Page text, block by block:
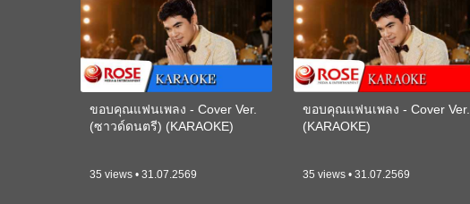
ขอบคุณแฟนเพลง - Cover Ver.
(ซาวด์ดนตรี) (KARAOKE)
35 views • 31.07.2569
ขอบคุณแฟนเพลง - Cover Ver.
(KARAOKE)
35 views • 31.07.2569